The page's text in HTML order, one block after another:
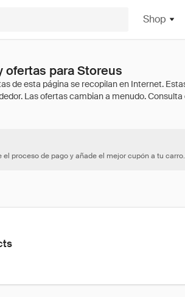
Shop
ofertas para Storeus
proceso de pago y añade el mejor cupón a tu carro.